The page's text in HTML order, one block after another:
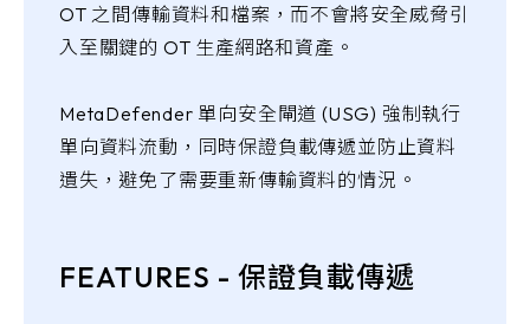
OT 之間傳輸資料和檔案，而不會將安全威脅引
入至關鍵的 OT 生產網路和資產。
MetaDefender 單向安全閘道 (USG) 強制執行
單向資料流動，同時保證負載傳遞並防止資料
遺失，避免了需要重新傳輸資料的情況。
FEATURES - 保證負載傳遞